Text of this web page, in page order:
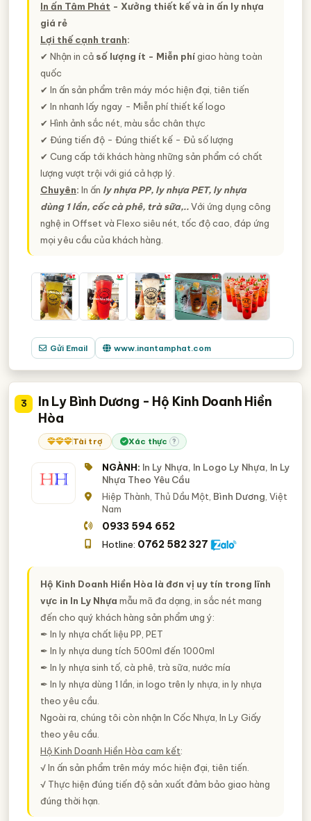
In ấn Tâm Phát - Xưởng thiết kế và in ấn ly nhựa
giá rẻ
Lợi thế cạnh tranh:
✔ Nhận in cả số lượng ít - Miễn phígiao hàng toàn
quốc
✔ In ấn sản phẩm trên máy móc hiện đại, tiên tiến
✔ In nhanh lấy ngay - Miễn phí thiết kế logo
✔ Hình ảnh sắc nét, màu sắc chân thực
✔ Đúng tiến độ - Đúng thiết kế - Đủ số lượng
✔ Cung cấp tới khách hàng những sản phẩm có chất
lượng vượt trội với giá cả hợp lý.
Chuyên: In ấn ly nhựa PP, ly nhựa PET, ly nhựa
dùng 1 lần, cốc cà phê, trà sữa,..Với ứng dụng công
nghệ in Offset và Flexo siêu nét, tốc độ cao, đáp ứng
mọi yêu cầu của khách hàng.
Gửi Email www.inantamphat.com
3
In Ly Bình Dương - Hộ Kinh Doanh Hiền
Hòa
Tài trợ Xác thực ?
NGÀNH: In Ly Nhựa, In Logo Ly Nhựa, In Ly
Nhựa Theo Yêu Cầu
Hiệp Thành, Thủ Dầu Một, Bình Dương , Việt
Nam
0933 594 652
Hotline: 0762 582 327
Hộ Kinh Doanh Hiền Hòa là đơn vị uy tín trong lĩnh
vực in In Ly Nhựa mẫu mã đa dạng, in sắc nét mang
đến cho quý khách hàng sản phẩm ưng ý:
✒ In ly nhựa chất liệu PP, PET
✒ In ly nhựa dung tích 500ml đến 1000ml
✒ In ly nhựa sinh tố, cà phê, trà sữa, nước mía
✒ In ly nhựa dùng 1 lần, in logo trên ly nhựa, in ly nhựa
theo yêu cầu.
Ngoài ra, chúng tôi còn nhận In Cốc Nhựa, In Ly Giấy
theo yêu cầu.
Hộ Kinh Doanh Hiền Hòa cam kết:
√ In ấn sản phẩm trên máy móc hiện đại, tiên tiến.
√ Thực hiện đúng tiến độ sản xuất đảm bảo giao hàng
đúng thời hạn.